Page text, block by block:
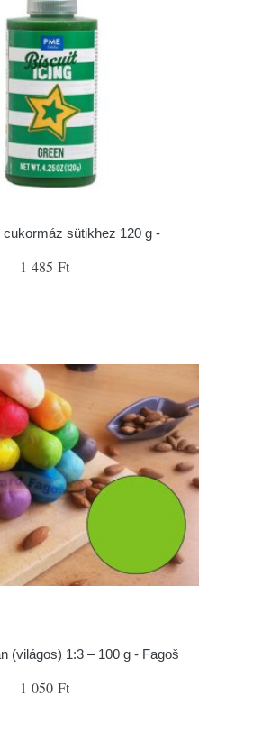
cukormáz sütikhez 120 g -
1 485 Ft
(világos) 1:3 – 100 g - Fagoš
1 050 Ft